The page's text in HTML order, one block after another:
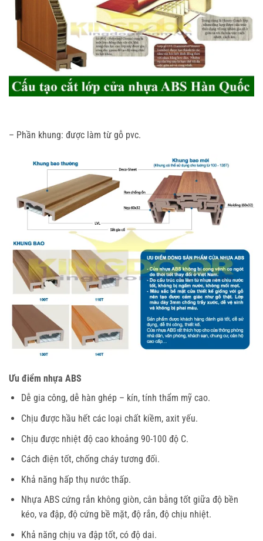
– Phần khung: được làm từ gỗ pvc.
Ưu điểm nhựa ABS
Dễ gia công, dễ hàn ghép – kín, tính thẩm mỹ cao.
Chịu được hầu hết các loại chất kiềm, axit yếu.
Chịu được nhiệt độ cao khoảng 90-100 độ C.
Cách điện tốt, chống cháy tương đối.
Khả năng hấp thụ nước thấp.
Nhựa ABS cứng rắn không giòn, cân bằng tốt giữa độ bền
kéo, va đập, độ cứng bề mặt, độ rắn, độ chịu nhiệt.
Khả năng chịu va đập tốt, có độ dai.